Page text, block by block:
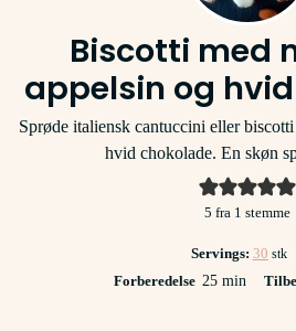
Biscotti med
appelsin og
Sprøde italiensk cantuccini eller
hvid chokolade. En skøn
5 fra 1 stemme
Servings: 30 stk
Forberedelse 25minutter
min